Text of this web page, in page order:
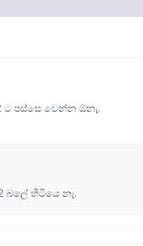
ට පස්සෙ වෙන්න ඕනැ.
හිටියෙ නෑ.